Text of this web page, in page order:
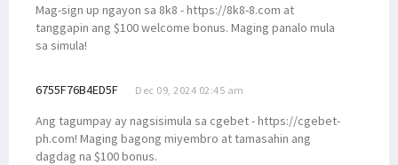
Mag-sign up ngayon sa 8k8 - https://8k8-8.com at
tanggapin ang $100 welcome bonus. Maging panalo mula
sa simula!
6755F76B4ED5F Dec 09, 2024 02:45 am
Ang tagumpay ay nagsisimula sa cgebet - https://cgebet-
ph.com! Maging bagong miyembro at tamasahin ang
dagdag na $100 bonus.